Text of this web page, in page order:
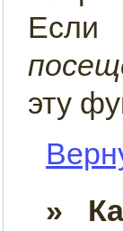
эту
»